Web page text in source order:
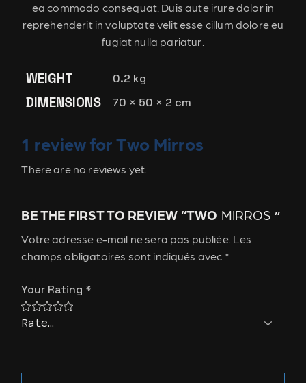
ea commodo consequat. Duis aute irure dolor in
reprehenderit in voluptate velit esse cillum dolore eu
fugiat nulla pariatur.
WEIGHT 0.2 kg
DIMENSIONS 70 × 50 × 2 cm
1 review forTwo Mirros
There are no reviews yet.
BE THE FIRST TO REVIEW “TWO MIRROS ”
Votre adresse e-mail ne sera pas publiée. Les
champs obligatoires sont indiqués avec *
Your Rating *